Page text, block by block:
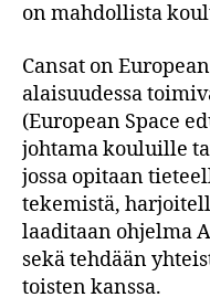
on mahdollista
Cansat on
alaisuudessa
(European Space
johtama kouluille
jossa opitaan
tekemistä,
laaditaan ohjelma
sekä tehdään
toisten kanssa.